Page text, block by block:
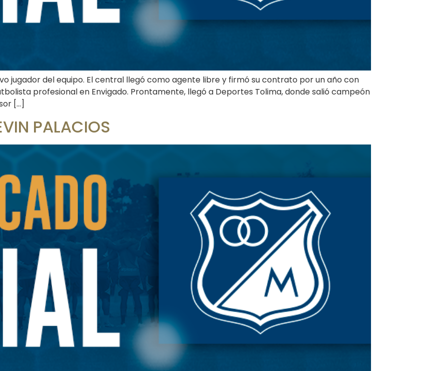
jugador del equipo. El central llegó como agente libre y firmó su contrato por un año con
profesional en Envigado. Prontamente, llegó a Deportes Tolima, donde salió campeón
[…]
PALACIOS